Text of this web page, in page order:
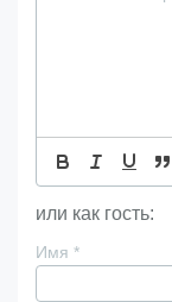
или как гость:
Имя *